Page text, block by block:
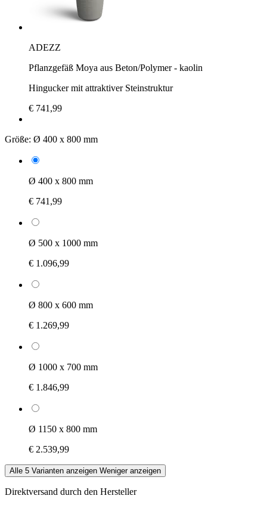
ADEZZ
Pflanzgefäß Moya aus Beton/Polymer - kaolin
Hingucker mit attraktiver Steinstruktur
€ 741,99
Größe: Ø 400 x 800 mm
Ø 400 x 800 mm
€ 741,99
Ø 500 x 1000 mm
€ 1.096,99
Ø 800 x 600 mm
€ 1.269,99
Ø 1000 x 700 mm
€ 1.846,99
Ø 1150 x 800 mm
€ 2.539,99
Alle 5 Varianten anzeigen Weniger anzeigen
Direktversand durch den Hersteller